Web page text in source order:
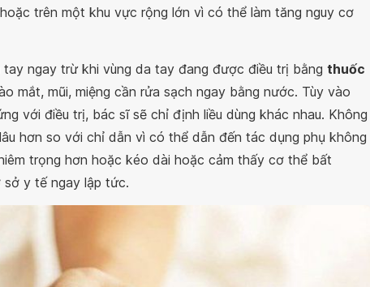
trên một khu vực rộng lớn vì có thể làm tăng nguy cơ
ngay trừ khi vùng da tay đang được điều trị bằng thuốc
mắt, mũi, miệng cần rửa sạch ngay bằng nước. Tùy vào
với điều trị, bác sĩ sẽ chỉ định liều dùng khác nhau. Không
hơn so với chỉ dẫn vì có thể dẫn đến tác dụng phụ không
trọng hơn hoặc kéo dài hoặc cảm thấy cơ thể bất
y tế ngay lập tức.